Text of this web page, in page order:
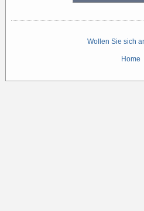
Wollen Sie sich
Home